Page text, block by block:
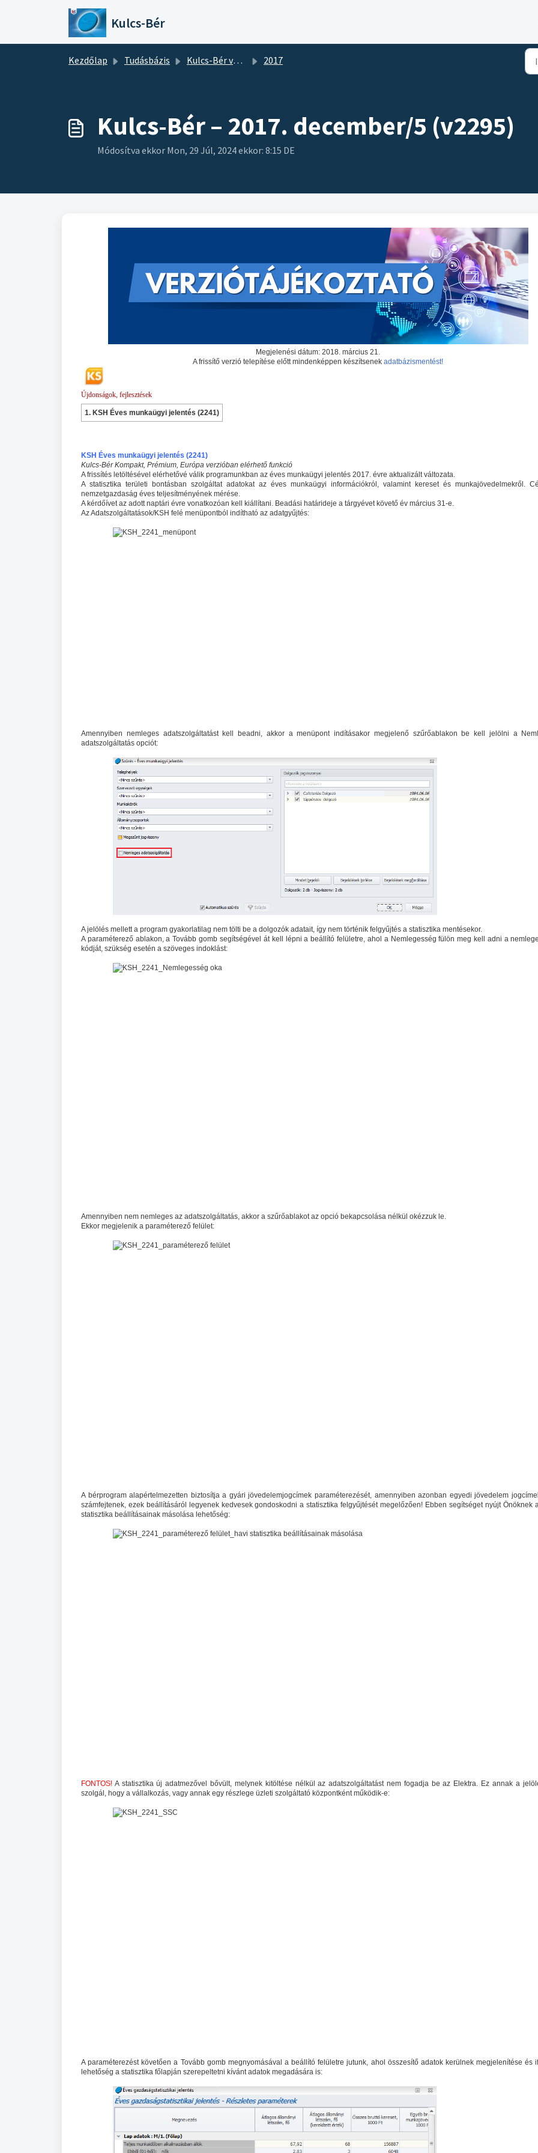
Kihagyás a tartalom megtartásához
Kulcs-Bér
Kezdőlap Tudásbázis Kulcs-Bér verziótájékoztatók 2017
Kulcs-Bér – 2017. december/5 (v2295)
Módosítva ekkor Mon, 29 Júl, 2024 ekkor: 8:15 DE
Megjelenési dátum: 2018. március 21.
A frissítő verzió telepítése előtt mindenképpen készítsenekadatbázismentést!
Újdonságok, fejlesztések
1. KSH Éves munkaügyi jelentés (2241)
KSH Éves munkaügyi jelentés (2241)
Kulcs-Bér Kompakt, Prémium, Európa verzióban elérhető funkció
A frissítés letöltésével elérhetővé válik programunkban az éves munkaügyi jelentés 2017. évre aktualizált változata.
A statisztika területi bontásban szolgáltat adatokat az éves munkaügyi információkról, valamint kereset és munkajövedelmekről.
nemzetgazdaság éves teljesítményének mérése.
A kérdőívet az adott naptári évre vonatkozóan kell kiállítani. Beadási határideje a tárgyévet követő év március 31-e.
Az Adatszolgáltatások/KSH felé menüpontból indítható az adatgyűjtés:
Amennyiben nemleges adatszolgáltatást kell beadni, akkor a menüpont indításakor megjelenő szűrőablakon be kell jelölni a
adatszolgáltatás opciót:
A jelölés mellett a program gyakorlatilag nem tölti be a dolgozók adatait, így nem történik felgyűjtés a statisztika mentésekor.
A paraméterező ablakon, a Tovább gomb segítségével át kell lépni a beállító felületre, ahol a Nemlegesség fülön meg kell adni a
kódját, szükség esetén a szöveges indoklást:
Amennyiben nem nemleges az adatszolgáltatás, akkor a szűrőablakot az opció bekapcsolása nélkül okézzuk le.
Ekkor megjelenik a paraméterező felület:
A bérprogram alapértelmezetten biztosítja a gyári jövedelemjogcímek paraméterezését, amennyiben azonban egyedi jövedelem
számfejtenek, ezek beállításáról legyenek kedvesek gondoskodni a statisztika felgyűjtését megelőzően! Ebben segítséget nyújt Önöknek
statisztika beállításainak másolása lehetőség:
FONTOS! A statisztika új adatmezővel bővült, melynek kitöltése nélkül az adatszolgáltatást nem fogadja be az Elektra. Ez annak a
szolgál, hogy a vállalkozás, vagy annak egy részlege üzleti szolgáltató központként működik-e:
A paraméterezést követően a Tovább gomb megnyomásával a beállító felületre jutunk, ahol összesítő adatok kerülnek megjelenítése és
lehetőség a statisztika főlapján szerepeltetni kívánt adatok megadására is: